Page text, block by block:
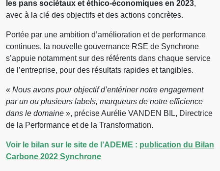
les pans sociétaux et éthico-économiques en 2023,
avec à la clé des objectifs et des actions concrètes.
Portée par une ambition d’amélioration et de performance
continues, la nouvelle gouvernance RSE de Synchrone
s’appuie notamment sur des référents dans chaque service
de l’entreprise, pour des résultats rapides et tangibles.
« Nous avons pour objectif d’entériner notre engagement
par un ou plusieurs labels, marqueurs de notre efficience
dans le domaine », précise Aurélie VANDEN BIL, Directrice
de la Performance et de la Transformation.
Voir le bilan sur le site de l’ADEME : publication du Bilan
Carbone 2022 Synchrone